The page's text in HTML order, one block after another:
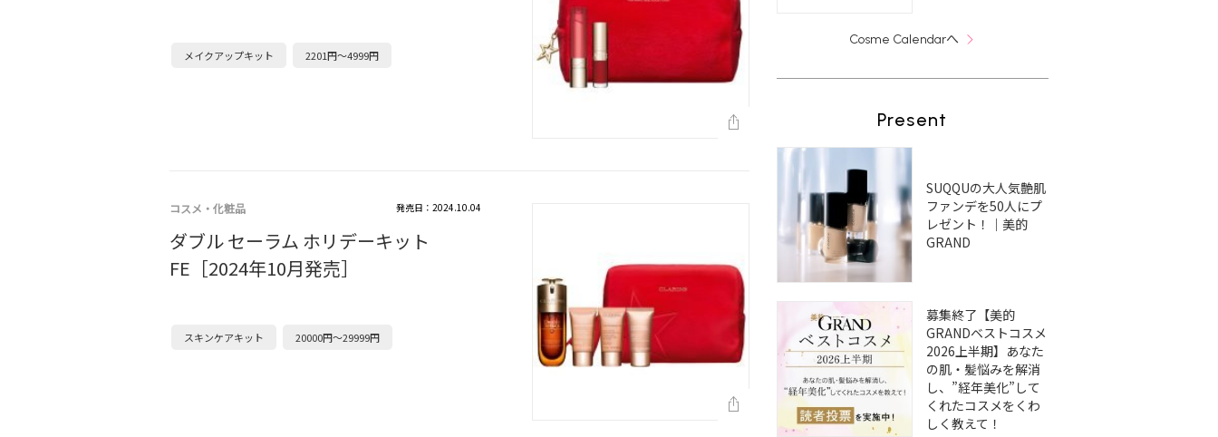
メイクアップキット 2201円～4999円
コスメ・化粧品 発売日：2024.10.04
ダブル セーラム ホリデーキット
FE［2024年10月発売］
スキンケアキット 20000円～29999円
Cosme Calendarへ
Present
SUQQUの大人気艶肌
ファンデを50人にプ
レゼント！｜美的
GRAND
募集終了【美的
GRANDベストコスメ
2026上半期】あなた
の肌・髪悩みを解消
し、”経年美化”して
くれたコスメをくわ
しく教えて！